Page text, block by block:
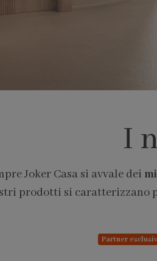
I
Joker Casa si avvale dei
prodotti si caratterizzano